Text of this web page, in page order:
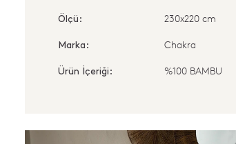
Ölçü: 230x220 cm
Marka: Chakra
Ürün İçeriği: %100 BAMBU